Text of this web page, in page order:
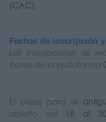
(CAC).
Fechas de inscripción
Las inscripciones se
través de la plataforma
El plazo para el
abierto del
18 al